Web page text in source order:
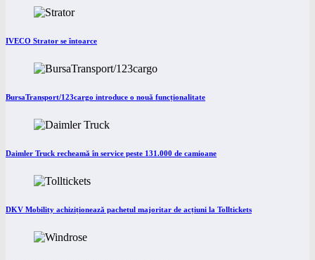
IVECO Strator se întoarce
BursaTransport/123cargo introduce o nouă funcționalitate
Daimler Truck recheamă în service peste 131.000 de camioane
DKV Mobility achiziționează pachetul majoritar de acțiuni la Tolltickets